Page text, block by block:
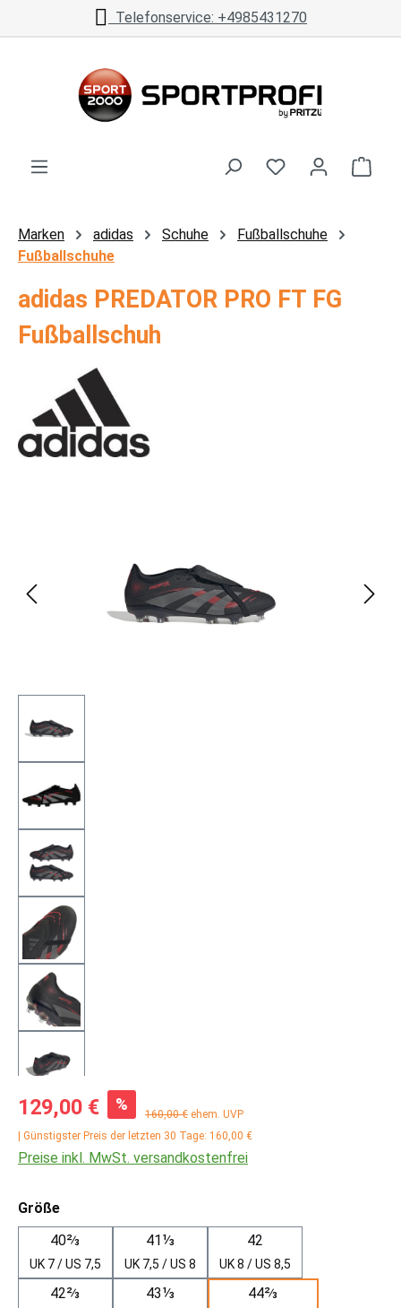
Zum Hauptinhalt springenTelefonservice: +4985431270
Marken adidas Schuhe
Fußballschuhe
Fußballschuhe
adidas PREDATOR PRO FT FG
Fußballschuh
Verkaufspreis:
129,00 € % Regulärer Preis:
160,00 € ehem. UVP
| Günstigster Preis der letzten 30 Tage: 160,00 €
Preise inkl. MwSt. versandkostenfrei
Größeauswählen
40⅔
UK 7 / US 7,5
41⅓
UK 7,5 / US 8
42
UK 8 / US 8,5
42⅔ 43⅓ 44⅔